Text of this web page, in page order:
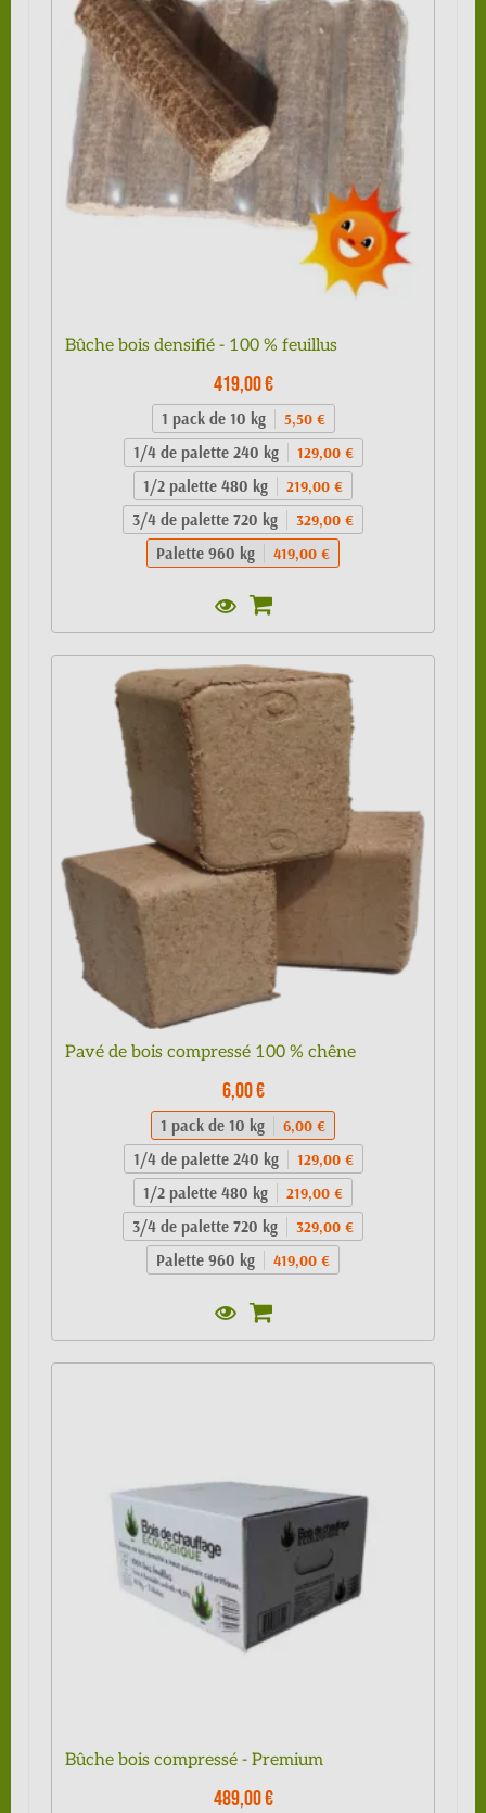
Bûche bois densifié - 100 % feuillus
419,00 €
1 pack de 10 kg 5,50 €
1/4 de palette 240 kg 129,00 €
1/2 palette 480 kg 219,00 €
3/4 de palette 720 kg 329,00 €
Palette 960 kg 419,00 €
Pavé de bois compressé 100 % chêne
6,00 €
1 pack de 10 kg 6,00 €
1/4 de palette 240 kg 129,00 €
1/2 palette 480 kg 219,00 €
3/4 de palette 720 kg 329,00 €
Palette 960 kg 419,00 €
Bûche bois compressé - Premium
489,00 €